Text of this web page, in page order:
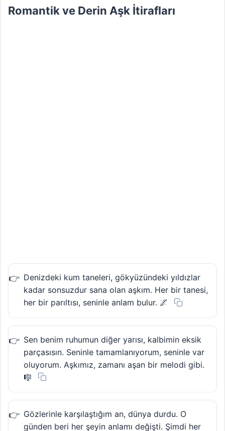
Romantik ve Derin Aşk İtirafları
Denizdeki kum taneleri, gökyüzündeki yıldızlar
kadar sonsuzdur sana olan aşkım. Her bir tanesi,
her bir parıltısı, seninle anlam bulur. 🌌
Sen benim ruhumun diğer yarısı, kalbimin eksik
parçasısın. Seninle tamamlanıyorum, seninle var
oluyorum. Aşkımız, zamanı aşan bir melodi gibi.
🎼
Gözlerinle karşılaştığım an, dünya durdu. O
günden beri her şeyin anlamı değişti. Şimdi her